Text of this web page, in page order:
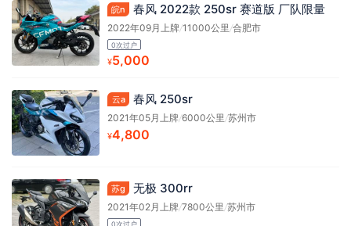
皖n 春风 2022款 250sr 赛道版 厂队限量
2022年09月上牌/11000公里 /合肥市
0次过户
¥5,000
云a 春风 250sr
2021年05月上牌/6000公里 /苏州市
¥4,800
苏g 无极 300rr
2021年02月上牌/7800公里 /苏州市
0次过户